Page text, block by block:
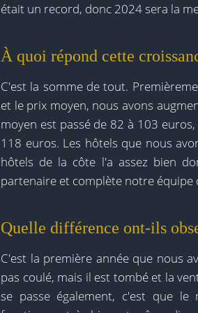
était un record, donc 2024 sera la
À quoi répond cette
C'est la somme de tout.
et le prix moyen, nous avons
moyen est passé de 82 à 103
118 euros. Les hôtels que nous
hôtels de la côte l'a assez bien
partenaire et complète notre équipe
Quelle différence ont-ils
C'est la première année que nous
pas coulé, mais il est tombé et la
se passe également, c'est que